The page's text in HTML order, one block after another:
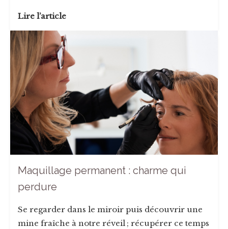
Lire l’article
Maquillage permanent : charme qui
perdure
Se regarder dans le miroir puis découvrir une
mine fraîche à notre réveil ; récupérer ce temps